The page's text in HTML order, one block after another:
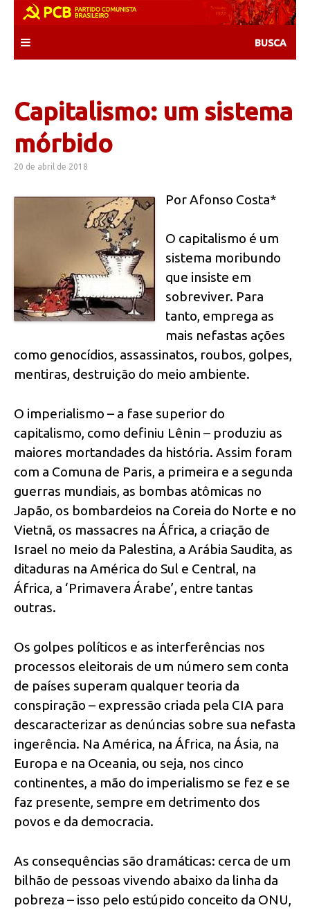
content
Capitalismo: um sistema
mórbido
20 de abril de 2018
Por Afonso Costa*
O capitalismo é um
sistema moribundo
que insiste em
sobreviver. Para
tanto, emprega as
mais nefastas ações
como genocídios, assassinatos, roubos, golpes,
mentiras, destruição do meio ambiente.
O imperialismo – a fase superior do
capitalismo, como definiu Lênin – produziu as
maiores mortandades da história. Assim foram
com a Comuna de Paris, a primeira e a segunda
guerras mundiais, as bombas atômicas no
Japão, os bombardeios na Coreia do Norte e no
Vietnã, os massacres na África, a criação de
Israel no meio da Palestina, a Arábia Saudita, as
ditaduras na América do Sul e Central, na
África, a ‘Primavera Árabe’, entre tantas
outras.
Os golpes políticos e as interferências nos
processos eleitorais de um número sem conta
de países superam qualquer teoria da
conspiração – expressão criada pela CIA para
descaracterizar as denúncias sobre sua nefasta
ingerência. Na América, na África, na Ásia, na
Europa e na Oceania, ou seja, nos cinco
continentes, a mão do imperialismo se fez e se
faz presente, sempre em detrimento dos
povos e da democracia.
As consequências são dramáticas: cerca de um
bilhão de pessoas vivendo abaixo da linha da
pobreza – isso pelo estúpido conceito da ONU,